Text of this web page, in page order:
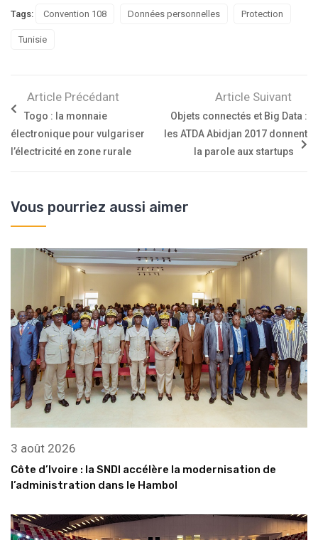
Tags: Convention 108 Données personnelles Protection
Tunisie
Article Précédant
Togo : la monnaie
électronique pour vulgariser
l’électricité en zone rurale
Article Suivant
Objets connectés et Big Data :
les ATDA Abidjan 2017 donnent
la parole aux startups
Vous pourriez aussi aimer
3 août 2026
Côte d’Ivoire : la SNDI accélère la modernisation de
l’administration dans le Hambol